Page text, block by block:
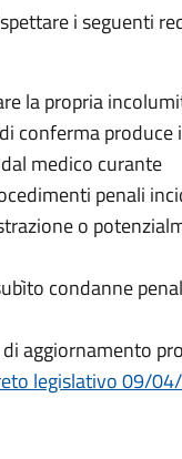
i seguenti
la propria
conferma produce
medico curante
penali
o
condanne
aggiornamento
legislativo 09/